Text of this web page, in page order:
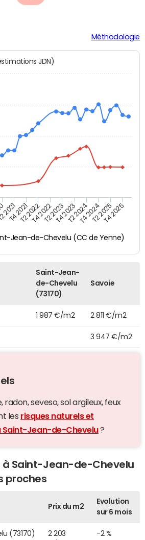
Méthodologie
: estimations JDN)
Jean-de-Chevelu (CC de Yenne)
2021
T4 2021T2 2022T4 2022T2 2023T4 2023T2 2024T4 2024T2 2025T4 2025
Saint-Jean-
de-Chevelu
(73170)
Savoie
1 987 €/m2 2 811 €/m2
3 947 €/m2
radon, seveso, sol argileux, feux
les risques naturels et
Saint-Jean-de-Chevelu?
à Saint-Jean-de-Chevelu
proches
Prix du m2
Evolution
sur 6 mois
(73170) 2 203 -2 %